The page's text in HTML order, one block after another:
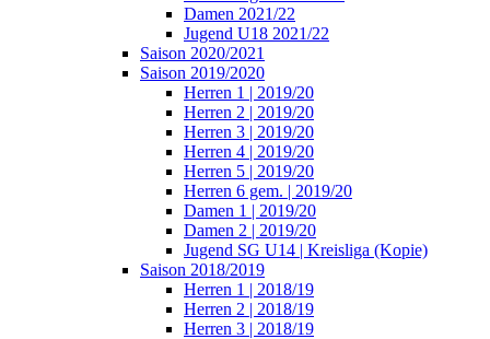
Damen 2021/22
Jugend U18 2021/22
Saison 2020/2021
Saison 2019/2020
Herren 1 | 2019/20
Herren 2 | 2019/20
Herren 3 | 2019/20
Herren 4 | 2019/20
Herren 5 | 2019/20
Herren 6 gem. | 2019/20
Damen 1 | 2019/20
Damen 2 | 2019/20
Jugend SG U14 | Kreisliga (Kopie)
Saison 2018/2019
Herren 1 | 2018/19
Herren 2 | 2018/19
Herren 3 | 2018/19